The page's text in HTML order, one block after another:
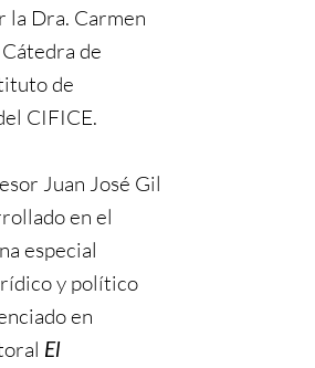
la Dra. Carmen
de
de
CIFICE.
Juan José Gil
en el
especial
y político
en
El